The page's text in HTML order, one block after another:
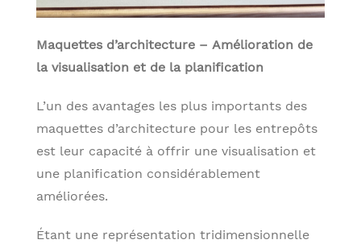
Maquettes d’architecture – Amélioration de
la visualisation et de la planification
L’un des avantages les plus importants des
maquettes d’architecture pour les entrepôts
est leur capacité à offrir une visualisation et
une planification considérablement
améliorées.
Étant une représentation tridimensionnelle